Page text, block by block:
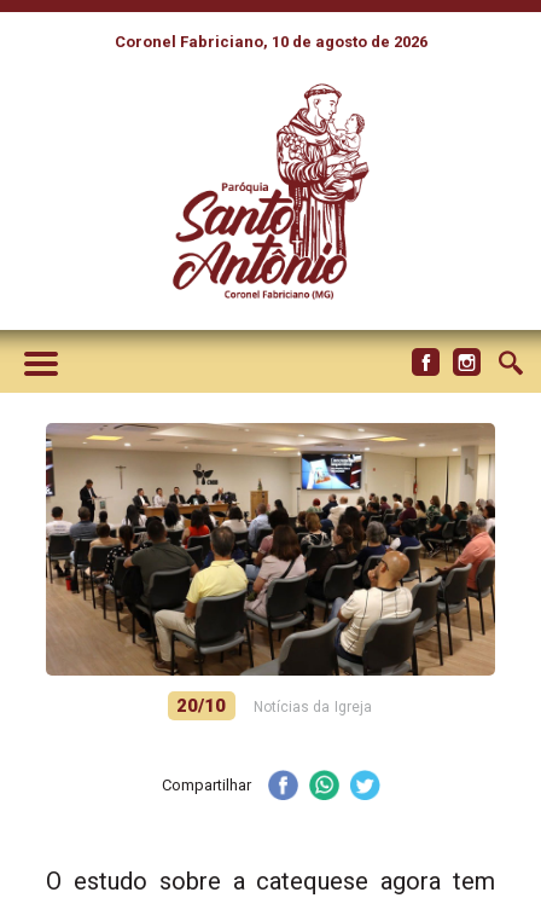
Coronel Fabriciano, 10 de agosto de 2026
LANÇAMENTO DO MANUAL
DE CATEQUÉTICA CELEBRA
PRIMEIRA PUBLICAÇÃO
GENUINAMENTE BRASILEIRA
SOBRE O TEMA
20/10 Notícias da Igreja
Compartilhar
O estudo sobre a catequese agora tem